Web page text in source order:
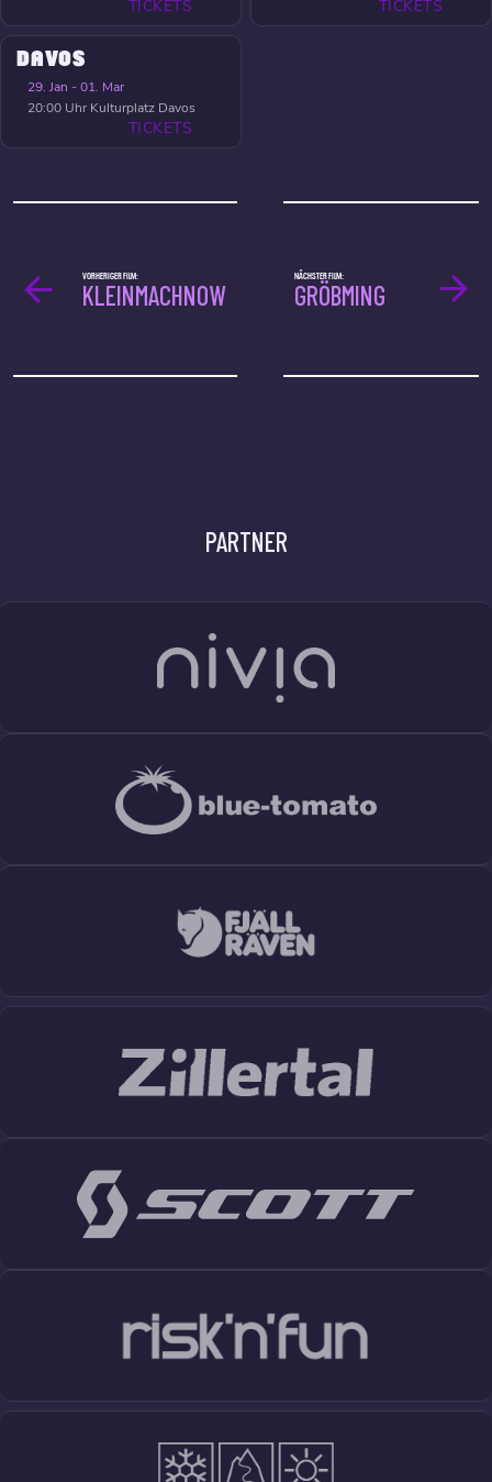
TICKETS TICKETS
DAVOS
29. Jan - 01. Mar
20:00 Uhr Kulturplatz Davos
TICKETS
NÄCHSTER FILM:
GRÖBMING
VORHERIGER FILM:
KLEINMACHNOW
PARTNER